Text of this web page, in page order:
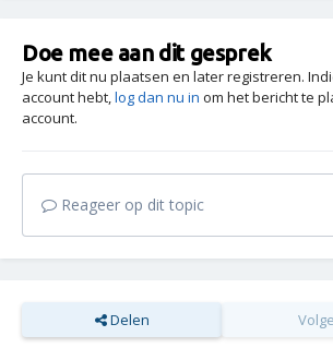
Doe mee aan dit gesprek
Je kunt dit nu plaatsen en later registreren.
account hebt,log dan nu in om het bericht te
account.
Reageer op dit topic
Delen